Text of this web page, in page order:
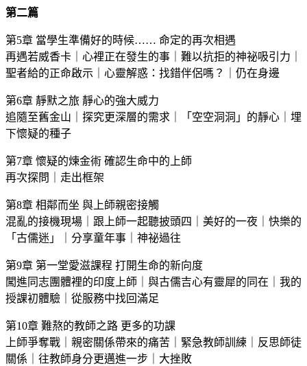
第二篇
第5章 當學生準備好的時候…… 命定的再次相遇
再遇若威香卡｜心裡正在發生的事｜難以抗拒的神祕吸引力｜
聖者給的正命啟示｜心靈解惑：找錯伴侶嗎？｜仍在身邊
第6章 靜默之旅 靜心的強大威力
追隨至舊金山｜探究更深層的需求｜「空空洞洞」的靜心｜埋
下懷疑的種子
第7章 懷疑的煉金術 確認生命中的上師
再次探問｜走出框架
第8章 相鄰而坐 與上師親密接觸
混亂的接機現場｜跟上師一起聽披頭四｜美好的一夜｜快樂的
「古儒迷」｜分享童年事｜神祕過往
第9章 第一堂愛滋課程 打開生命的新向度
闖進同志團體裡的印度上師｜與古儒吉心有靈犀的同在｜我的
授課初體驗｜從服務中找回滿足
第10章 難熬的教師之路 更多的功課
上師爭奪戰｜親密關係帶來的痛苦｜緊急教師訓練｜反思師徒
關係｜往教師身分更邁進一步｜大挫敗